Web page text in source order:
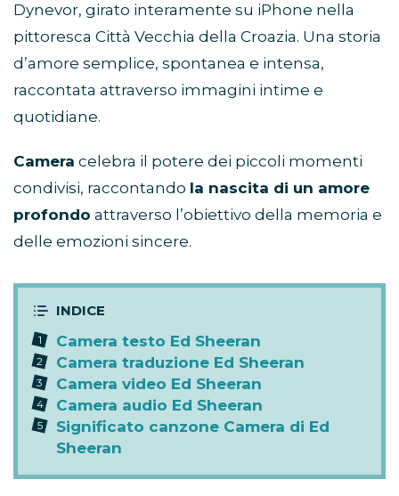
Dynevor, girato interamente su iPhone nella
pittoresca Città Vecchia della Croazia. Una storia
d’amore semplice, spontanea e intensa,
raccontata attraverso immagini intime e
quotidiane.
Camera celebra il potere dei piccoli momenti
condivisi, raccontando la nascita di un amore
profondo attraverso l’obiettivo della memoria e
delle emozioni sincere.
Camera testo Ed Sheeran
Camera traduzione Ed Sheeran
Camera video Ed Sheeran
Camera audio Ed Sheeran
Significato canzone Camera di Ed
Sheeran